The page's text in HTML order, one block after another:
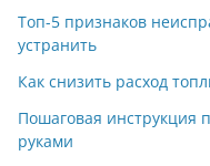
Топ-5 признаков
устранить
Как снизить расход
Пошаговая инструкция
руками